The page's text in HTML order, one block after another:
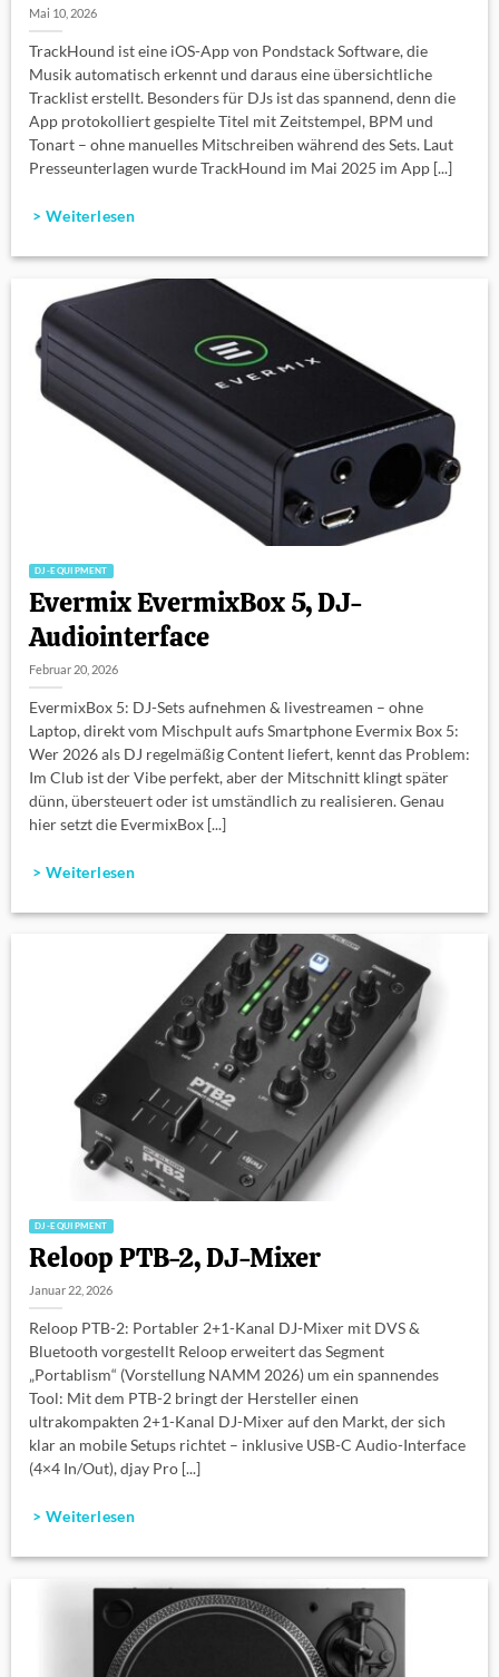
Mai 10, 2026
TrackHound ist eine iOS-App von Pondstack Software, die
Musik automatisch erkennt und daraus eine übersichtliche
Tracklist erstellt. Besonders für DJs ist das spannend, denn die
App protokolliert gespielte Titel mit Zeitstempel, BPM und
Tonart – ohne manuelles Mitschreiben während des Sets. Laut
Presseunterlagen wurde TrackHound im Mai 2025 im App [...]
> Weiterlesen
DJ-EQUIPMENT
Evermix EvermixBox 5, DJ-
Audiointerface
Februar 20, 2026
EvermixBox 5: DJ-Sets aufnehmen & livestreamen – ohne
Laptop, direkt vom Mischpult aufs Smartphone Evermix Box 5:
Wer 2026 als DJ regelmäßig Content liefert, kennt das Problem:
Im Club ist der Vibe perfekt, aber der Mitschnitt klingt später
dünn, übersteuert oder ist umständlich zu realisieren. Genau
hier setzt die EvermixBox [...]
> Weiterlesen
DJ-EQUIPMENT
Reloop PTB-2, DJ-Mixer
Januar 22, 2026
Reloop PTB-2: Portabler 2+1-Kanal DJ-Mixer mit DVS &
Bluetooth vorgestellt Reloop erweitert das Segment
„Portablism“ (Vorstellung NAMM 2026) um ein spannendes
Tool: Mit dem PTB-2 bringt der Hersteller einen
ultrakompakten 2+1-Kanal DJ-Mixer auf den Markt, der sich
klar an mobile Setups richtet – inklusive USB-C Audio-Interface
(4×4 In/Out), djay Pro [...]
> Weiterlesen